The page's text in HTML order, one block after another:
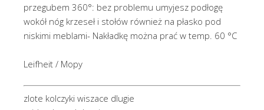
przegubem 360°: bez problemu umyjesz podłogę
wokół nóg krzeseł i stołów również na płasko pod
niskimi meblami- Nakładkę można prać w temp. 60 °C
Leifheit / Mopy
zlote kolczyki wiszace dlugie